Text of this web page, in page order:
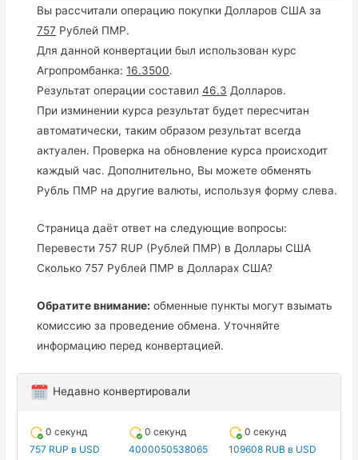
Вы рассчитали операцию покупки Долларов США за
757 Рублей ПМР.
Для данной конвертации был использован курс
Агропромбанка:16.3500.
Результат операции составил46.3 Долларов.
При изминении курса результат будет пересчитан
автоматически, таким образом результат всегда
актуален. Проверка на обновление курса происходит
каждый час. Дополнительно, Вы можете обменять
Рубль ПМР на другие валюты, используя форму слева.
Страница даёт ответ на следующие вопросы:
Перевести 757 RUP (Рублей ПМР) в Доллары США
Сколько 757 Рублей ПМР в Долларах США?
Обратите внимание: обменные пункты могут взымать
комиссию за проведение обмена. Уточняйте
информацию перед конвертацией.
Недавно конвертировали
0 секунд
757 RUP в USD
0 секунд
4000050538065
0 секунд
109608 RUB в USD